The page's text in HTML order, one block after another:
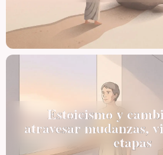
Estoicismo y
atravesar mudanzas,
etapas